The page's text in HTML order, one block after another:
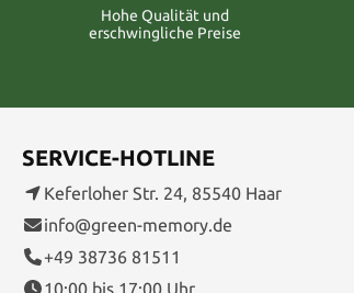
Hohe Qualität und
erschwingliche Preise
SERVICE-HOTLINE
Keferloher Str. 24, 85540 Haar
info@green-memory.de
+49 38736 81511
10:00 bis 17:00 Uhr